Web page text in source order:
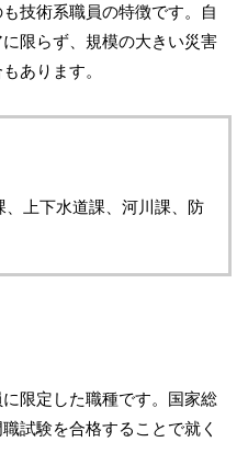
技術系職員の特徴です。自
限らず、規模の大きい災害
あります。
上下水道課、河川課、防
限定した職種です。国家総
試験を合格することで就く